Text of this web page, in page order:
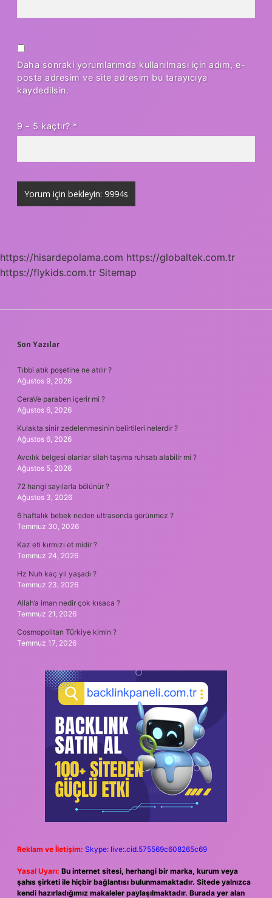
Daha sonraki yorumlarımda kullanılması için adım, e-
posta adresim ve site adresim bu tarayıcıya
kaydedilsin.
9 - 5 kaçtır? *
https://hisardepolama.com https://globaltek.com.tr
https://flykids.com.tr Sitemap
SIDEBAR
Son Yazılar
Tıbbi atık poşetine ne atılır ?
Ağustos 9, 2026
CeraVe paraben içerir mi ?
Ağustos 6, 2026
Kulakta sinir zedelenmesinin belirtileri nelerdir ?
Ağustos 6, 2026
Avcılık belgesi olanlar silah taşıma ruhsatı alabilir mi ?
Ağustos 5, 2026
72 hangi sayılarla bölünür ?
Ağustos 3, 2026
6 haftalık bebek neden ultrasonda görünmez ?
Temmuz 30, 2026
Kaz eti kırmızı et midir ?
Temmuz 24, 2026
Hz Nuh kaç yıl yaşadı ?
Temmuz 23, 2026
Allah’a iman nedir çok kısaca ?
Temmuz 21, 2026
Cosmopolitan Türkiye kimin ?
Temmuz 17, 2026
Reklam ve İletişim: Skype: live:.cid.575569c608265c69
Yasal Uyarı: Bu internet sitesi, herhangi bir marka, kurum veya
şahıs şirketi ile hiçbir bağlantısı bulunmamaktadır. Sitede yalnızca
kendi hazırladığımız makaleler paylaşılmaktadır. Burada yer alan